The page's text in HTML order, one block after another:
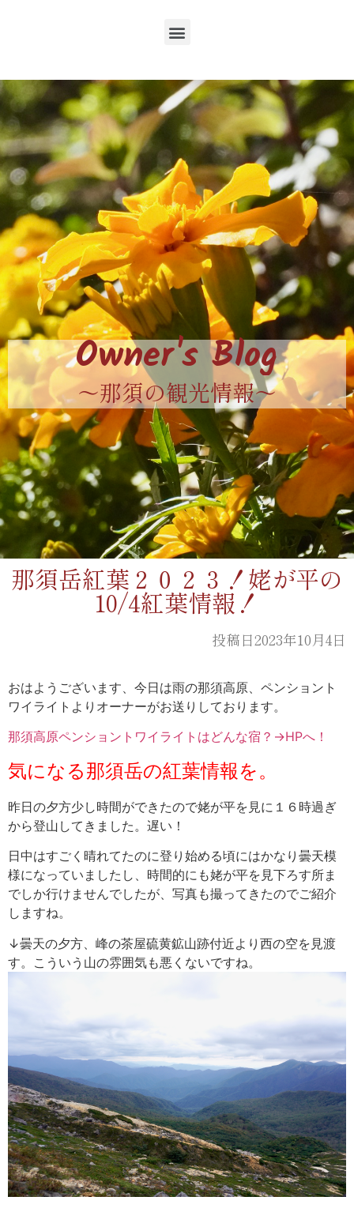
Owner's Blog
〜那須の観光情報〜
那須岳紅葉２０２３！姥が平の
10/4紅葉情報！
投稿日2023年10月4日
おはようございます、今日は雨の那須高原、ペンショント
ワイライトよりオーナーがお送りしております。
那須高原ペンショントワイライトはどんな宿？→HPへ！
気になる那須岳の紅葉情報を。
昨日の夕方少し時間ができたので姥が平を見に１６時過ぎ
から登山してきました。遅い！
日中はすごく晴れてたのに登り始める頃にはかなり曇天模
様になっていましたし、時間的にも姥が平を見下ろす所ま
でしか行けませんでしたが、写真も撮ってきたのでご紹介
しますね。
↓曇天の夕方、峰の茶屋硫黄鉱山跡付近より西の空を見渡
す。こういう山の雰囲気も悪くないですね。